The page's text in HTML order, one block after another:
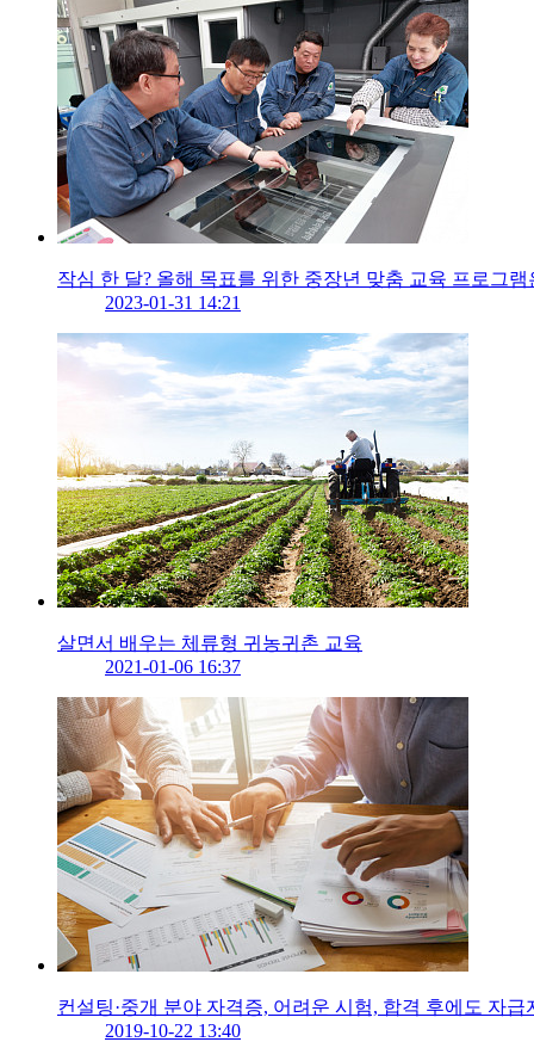
작심 한 달? 올해 목표를 위한 중장년 맞춤 교육 프로그램
2023-01-31 14:21
살면서 배우는 체류형 귀농귀촌 교육
2021-01-06 16:37
컨설팅·중개 분야 자격증, 어려운 시험, 합격 후에도 자급
2019-10-22 13:40